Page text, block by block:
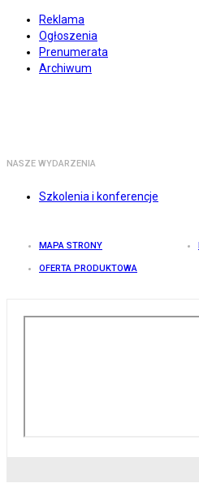
Reklama
Ogłoszenia
Prenumerata
Archiwum
NASZE WYDARZENIA
Szkolenia i konferencje
MAPA STRONY
OFERTA PRODUKTOWA